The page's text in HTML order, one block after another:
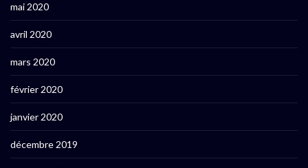
mai 2020
avril 2020
mars 2020
février 2020
janvier 2020
décembre 2019